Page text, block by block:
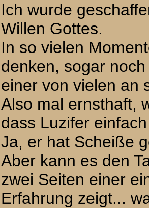
Ich wurde
Willen Gottes.
In so vielen
denken, sogar
einer von vielen an
Also mal ernsthaft,
dass Luzifer
Ja, er hat Scheiße
Aber kann es den
zwei Seiten einer
Erfahrung zeigt...